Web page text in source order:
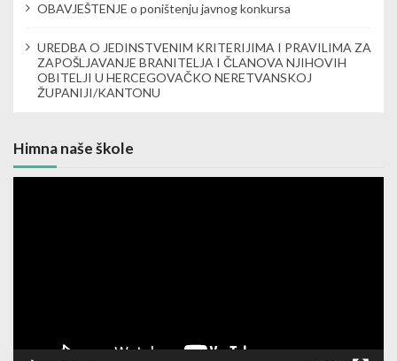
OBAVJEŠTENJE o poništenju javnog konkursa
UREDBA O JEDINSTVENIM KRITERIJIMA I PRAVILIMA ZA
ZAPOŠLJAVANJE BRANITELJA I ČLANOVA NJIHOVIH
OBITELJI U HERCEGOVAČKO NERETVANSKOJ
ŽUPANIJI/KANTONU
Himna naše škole